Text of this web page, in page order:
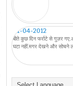
01-04-2012
बीते कुछ दिन फर्राटे से गुज़र
घटा नहीं.मगर देखने और सोचने